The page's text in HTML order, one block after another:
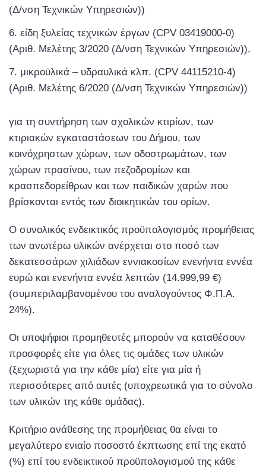
(Δ/νση Τεχνικών Υπηρεσιών))
είδη ξυλείας τεχνικών έργων (CPV 03419000-0)
(Αριθ. Μελέτης 3/2020 (Δ/νση Τεχνικών Υπηρεσιών)),
μικροϋλικά – υδραυλικά κλπ. (CPV 44115210-4)
(Αριθ. Μελέτης 6/2020 (Δ/νση Τεχνικών Υπηρεσιών))
για τη συντήρηση των σχολικών κτιρίων, των
κτιριακών εγκαταστάσεων του Δήμου, των
κοινόχρηστων χώρων, των οδοστρωμάτων, των
χώρων πρασίνου, των πεζοδρομίων και
κρασπεδορείθρων και των παιδικών χαρών που
βρίσκονται εντός των διοικητικών του ορίων.
Ο συνολικός ενδεικτικός προϋπολογισμός προμήθειας
των ανωτέρω υλικών ανέρχεται στο ποσό των
δεκατεσσάρων χιλιάδων εννιακοσίων ενενήντα εννέα
ευρώ και ενενήντα εννέα λεπτών (14.999,99 €)
(συμπεριλαμβανομένου του αναλογούντος Φ.Π.Α.
24%).
Οι υποψήφιοι προμηθευτές μπορούν να καταθέσουν
προσφορές είτε για όλες τις ομάδες των υλικών
(ξεχωριστά για την κάθε μία) είτε για μία ή
περισσότερες από αυτές (υποχρεωτικά για το σύνολο
των υλικών της κάθε ομάδας).
Κριτήριο ανάθεσης της προμήθειας θα είναι το
μεγαλύτερο ενιαίο ποσοστό έκπτωσης επί της εκατό
(%) επί του ενδεικτικού προϋπολογισμού της κάθε